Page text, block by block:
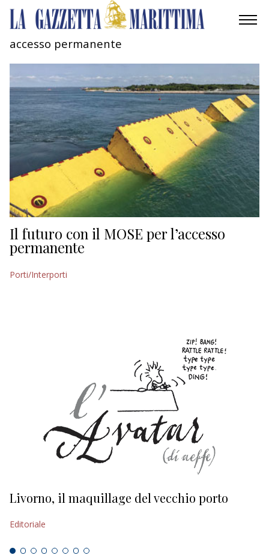
AMBIENTE
MOBILITÀ
INDUSTRIA
RICERCA
ECONOMIA
TURISMO
CULTURA
NAUTICA
accesso permanente
Il futuro con il MOSE per l’accesso
permanente
Porti/Interporti
Livorno, il maquillage del vecchio porto
Editoriale